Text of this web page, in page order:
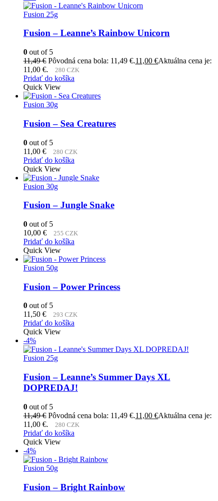
Fusion 25g
Fusion – Leanne’s Rainbow Unicorn
0 out of 5
11,49€ Pôvodná cena bola: 11,49 €.11,00 €Aktuálna cena je:
11,00 €.
280 CZK
Pridať do košíka
Quick View
Fusion 30g
Fusion – Sea Creatures
0 out of 5
11,00 € 280 CZK
Pridať do košíka
Quick View
Fusion 30g
Fusion – Jungle Snake
0 out of 5
10,00 € 255 CZK
Pridať do košíka
Quick View
Fusion 50g
Fusion – Power Princess
0 out of 5
11,50 € 293 CZK
Pridať do košíka
Quick View
-4%
Fusion 25g
Fusion – Leanne’s Summer Days XL
DOPREDAJ!
0 out of 5
11,49€ Pôvodná cena bola: 11,49 €.11,00 €Aktuálna cena je:
11,00 €.
280 CZK
Pridať do košíka
Quick View
-4%
Fusion 50g
Fusion – Bright Rainbow